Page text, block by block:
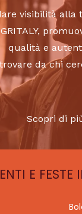
visibilità alla
qualità e
da chi
Scopri di
E FESTE